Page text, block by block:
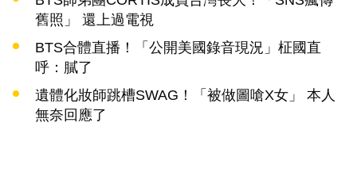
舊照」 還上過電視
BTS合體直播！「公開美國錄音現況」柾國直
呼：膩了
遺體化妝師跳槽SWAG！「被做圖嗆X女」 本人
無奈回應了